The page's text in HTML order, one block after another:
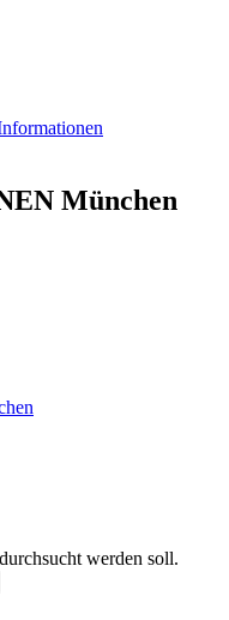
München
werden soll.